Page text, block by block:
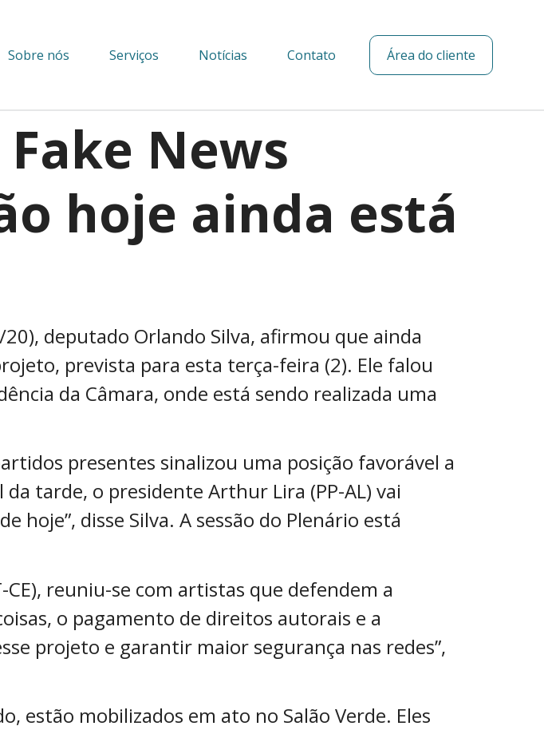
Área do cliente
Sobre nós Serviços Notícias Contato
News
hoje ainda está
deputado Orlando Silva, afirmou que ainda
prevista para esta terça-feira (2). Ele falou
da Câmara, onde está sendo realizada uma
presentes sinalizou uma posição favorável a
tarde, o presidente Arthur Lira (PP-AL) vai
hoje”, disse Silva. A sessão do Plenário está
CE), reuniu-se com artistas que defendem a
o pagamento de direitos autorais e a
projeto e garantir maior segurança nas redes”,
estão mobilizados em ato no Salão Verde. Eles